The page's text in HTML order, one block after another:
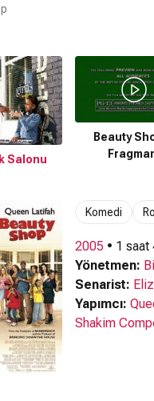
Salonu
Beauty
Komedi
2005 • 1 saat
Yönetmen:
Senarist:
Yapımcı:
Shakim